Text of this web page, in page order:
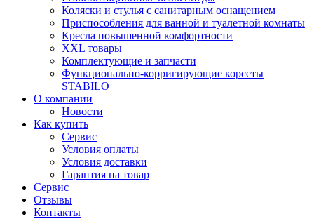
Коляски и стулья с санитарным оснащением
Приспособления для ванной и туалетной комнаты
Кресла повышенной комфортности
XXL товары
Комплектующие и запчасти
Функционально-корригирующие корсеты
STABILO
О компании
Новости
Как купить
Сервис
Условия оплаты
Условия доставки
Гарантия на товар
Сервис
Отзывы
Контакты